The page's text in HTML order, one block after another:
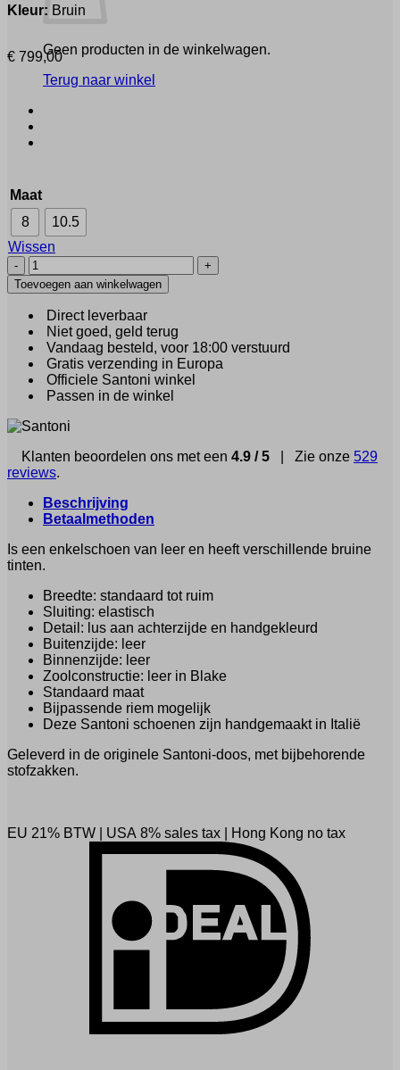
Geen producten in de winkelwagen.
Terug naar winkel
Kleur: Bruin
€ 799,00
Maat
8
10.5
Wissen
Santoni
Rudolf
(9719)
aantal
Toevoegen aan winkelwagen
Direct leverbaar
Niet goed, geld terug
Vandaag besteld, voor 18:00 verstuurd
Gratis verzending in Europa
Officiele Santoni winkel
Passen in de winkel
Klanten beoordelen ons met een 4.9 / 5 | Zie onze 529
reviews.
Beschrijving
Betaalmethoden
Is een enkelschoen van leer en heeft verschillende bruine
tinten.
Breedte: standaard tot ruim
Sluiting: elastisch
Detail: lus aan achterzijde en handgekleurd
Buitenzijde: leer
Binnenzijde: leer
Zoolconstructie: leer in Blake
Standaard maat
Bijpassende riem mogelijk
Deze Santoni schoenen zijn handgemaakt in Italië
Geleverd in de originele Santoni-doos, met bijbehorende
stofzakken.
EU 21% BTW USA 8% sales tax Hong Kong no tax